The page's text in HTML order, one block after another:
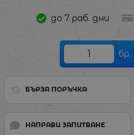
до 7 раб. дни
бр.
БЪРЗА ПОРЪЧКА
НАПРАВИ ЗАПИТВАНЕ